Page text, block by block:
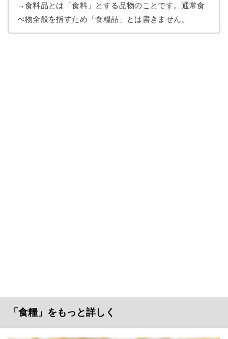
→食料品とは「食料」とする品物のことです。通常食
べ物全般を指すため「食糧品」とは書きません。
「食糧」をもっと詳しく